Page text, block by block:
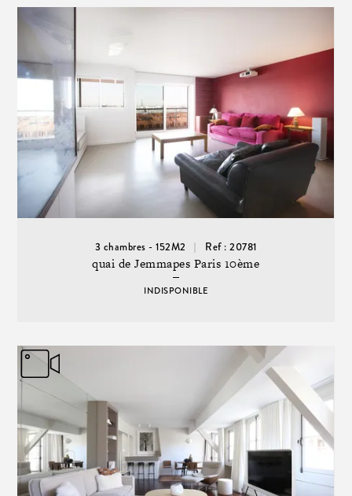
3 chambres - 152M2 Ref : 20781
quai de Jemmapes Paris 10ème
INDISPONIBLE